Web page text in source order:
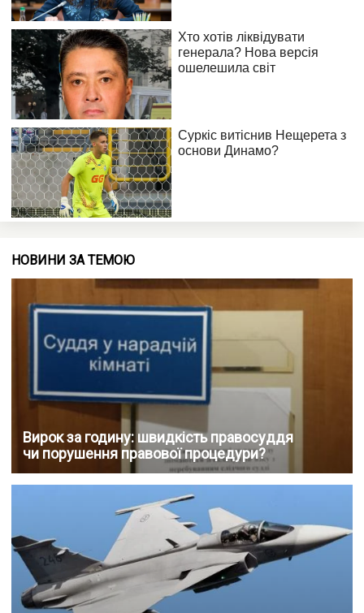
НОВИНИ ЗА ТЕМОЮ
Вирок за годину: швидкість правосуддя
чи порушення правової процедури?